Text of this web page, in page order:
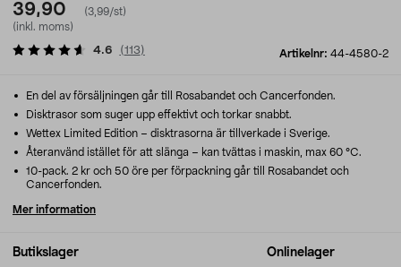
39,90
(3,99/st)
(inkl. moms)
Artikelnr: 44-4580-2
4.6 (113)
Butikslager Onlinelager
En del av försäljningen går till Rosabandet och Cancerfonden.
Disktrasor som suger upp effektivt och torkar snabbt.
Wettex Limited Edition – disktrasorna är tillverkade i Sverige.
Återanvänd istället för att slänga – kan tvättas i maskin, max 60 °C.
10-pack. 2 kr och 50 öre per förpackning går till Rosabandet och
Cancerfonden.
Mer information